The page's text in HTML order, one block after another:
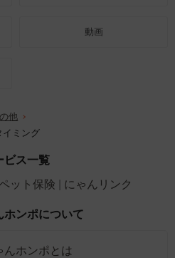
動画
他
イミング
ビス一覧
ペット保険 にゃんリンク
ホンポについて
んホンポとは